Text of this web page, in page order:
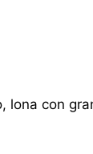
con